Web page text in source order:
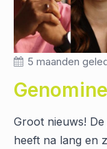
5 maanden
Groot nieuws!
heeft na lang en